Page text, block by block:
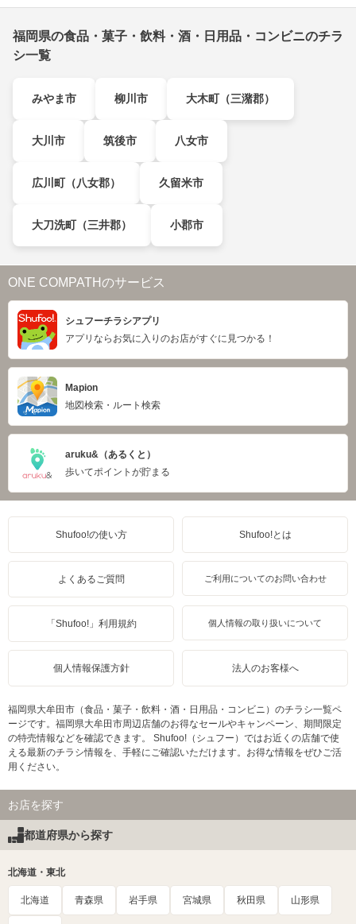
福岡県の食品・菓子・飲料・酒・日用品・コンビニのチラ
シ一覧
みやま市 柳川市 大木町（三潴郡）
大川市 筑後市 八女市
広川町（八女郡） 久留米市
大刀洗町（三井郡） 小郡市
ONE COMPATHのサービス
シュフーチラシアプリ
アプリならお気に入りのお店がすぐに見つかる！
Mapion
地図検索・ルート検索
aruku&（あるくと）
歩いてポイントが貯まる
Shufoo!の使い方 Shufoo!とは
よくあるご質問 ご利用についてのお問い合わせ
「Shufoo!」利用規約 個人情報の取り扱いについて
個人情報保護方針 法人のお客様へ
福岡県大牟田市（食品・菓子・飲料・酒・日用品・コンビニ）のチラシ一覧ペ
ージです。福岡県大牟田市周辺店舗のお得なセールやキャンペーン、期間限定
の特売情報などを確認できます。 Shufoo!（シュフー）ではお近くの店舗で使
える最新のチラシ情報を、手軽にご確認いただけます。お得な情報をぜひご活
用ください。
お店を探す
都道府県から探す
北海道・東北
北海道 青森県 岩手県 宮城県 秋田県 山形県